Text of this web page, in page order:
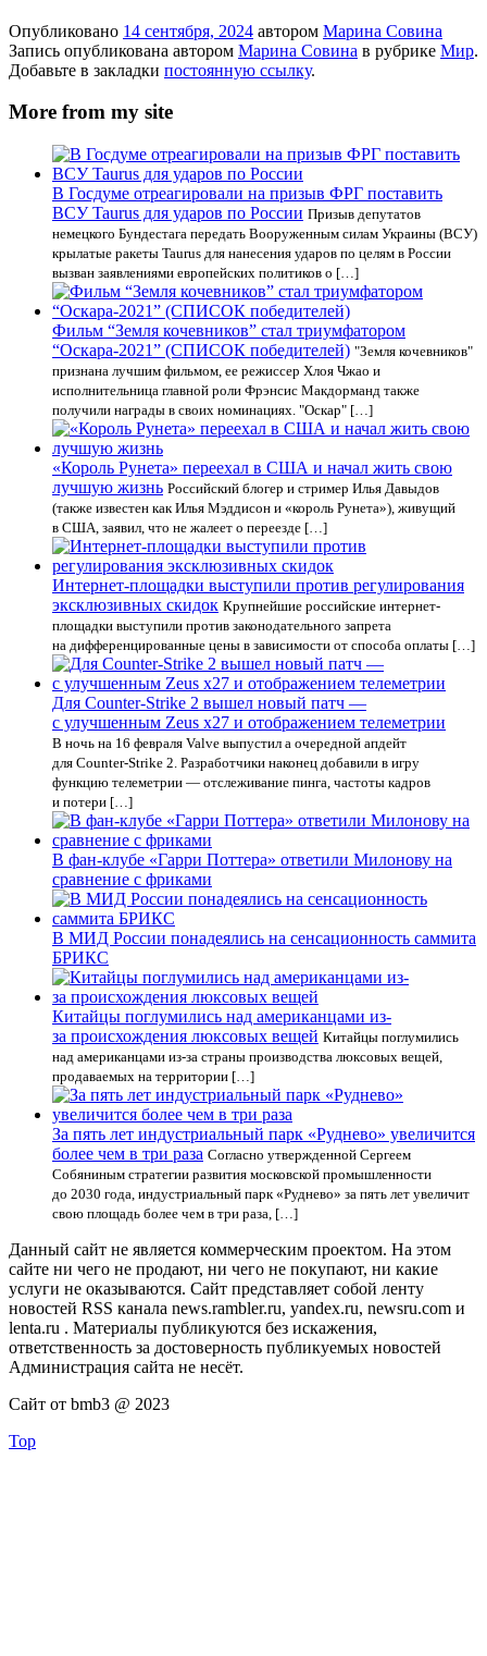
Опубликовано 14 сентября, 2024 автором Марина Совина
Запись опубликована автором Марина Совина в рубрике Мир.
Добавьте в закладки постоянную ссылку.
More from my site
В Госдуме отреагировали на призыв ФРГ поставить
ВСУ Taurus для ударов по России Призыв депутатов
немецкого Бундестага передать Вооруженным силам Украины (ВСУ)
крылатые ракеты Taurus для нанесения ударов по целям в России
вызван заявлениями европейских политиков о […]
Фильм “Земля кочевников” стал триумфатором
“Оскара-2021” (СПИСОК победителей) "Земля кочевников"
признана лучшим фильмом, ее режиссер Хлоя Чжао и
исполнительница главной роли Фрэнсис Макдорманд также
получили награды в своих номинациях. "Оскар" […]
«Король Рунета» переехал в США и начал жить свою
лучшую жизнь Российский блогер и стример Илья Давыдов
(также известен как Илья Мэддисон и «король Рунета»), живущий
в США, заявил, что не жалеет о переезде […]
Интернет-площадки выступили против регулирования
эксклюзивных скидок Крупнейшие российские интернет-
площадки выступили против законодательного запрета
на дифференцированные цены в зависимости от способа оплаты […]
Для Counter-Strike 2 вышел новый патч —
с улучшенным Zeus x27 и отображением телеметрии
В ночь на 16 февраля Valve выпустил а очередной апдейт
для Counter-Strike 2. Разработчики наконец добавили в игру
функцию телеметрии — отслеживание пинга, частоты кадров
и потери […]
В фан-клубе «Гарри Поттера» ответили Милонову на
сравнение с фриками
В МИД России понадеялись на сенсационность саммита
БРИКС
Китайцы поглумились над американцами из-
за происхождения люксовых вещей Китайцы поглумились
над американцами из-за страны производства люксовых вещей,
продаваемых на территории […]
За пять лет индустриальный парк «Руднево» увеличится
более чем в три раза Согласно утвержденной Сергеем
Собяниным стратегии развития московской промышленности
до 2030 года, индустриальный парк «Руднево» за пять лет увеличит
свою площадь более чем в три раза, […]
Данный сайт не является коммерческим проектом. На этом
сайте ни чего не продают, ни чего не покупают, ни какие
услуги не оказываются. Сайт представляет собой ленту
новостей RSS канала news.rambler.ru, yandex.ru, newsru.com и
lenta.ru . Материалы публикуются без искажения,
ответственность за достоверность публикуемых новостей
Администрация сайта не несёт.
Сайт от bmb3 @ 2023
Top